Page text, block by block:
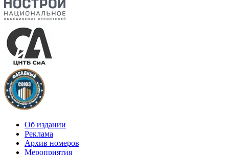
Об издании
Реклама
Архив номеров
Мероприятия